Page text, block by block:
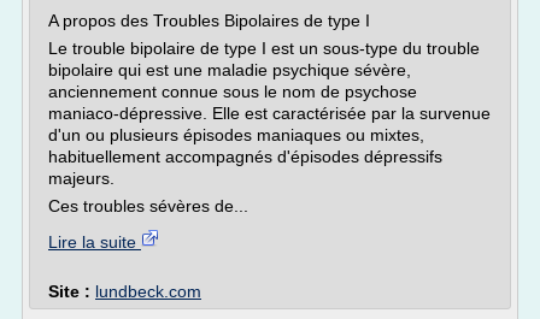
A propos des Troubles Bipolaires de type I
Le trouble bipolaire de type I est un sous-type du trouble
bipolaire qui est une maladie psychique sévère,
anciennement connue sous le nom de psychose
maniaco-dépressive. Elle est caractérisée par la survenue
d'un ou plusieurs épisodes maniaques ou mixtes,
habituellement accompagnés d'épisodes dépressifs
majeurs.
Ces troubles sévères de...
Lire la suite
Site : lundbeck.com